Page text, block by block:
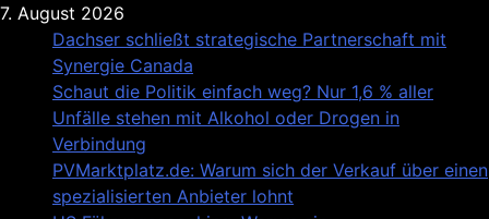
Skip
content
7. August 2026
Dachser schließt strategische Partnerschaft mit
Synergie Canada
Schaut die Politik einfach weg? Nur 1,6 % aller
Unfälle stehen mit Alkohol oder Drogen in
Verbindung
PVMarktplatz.de: Warum sich der Verkauf über einen
spezialisierten Anbieter lohnt